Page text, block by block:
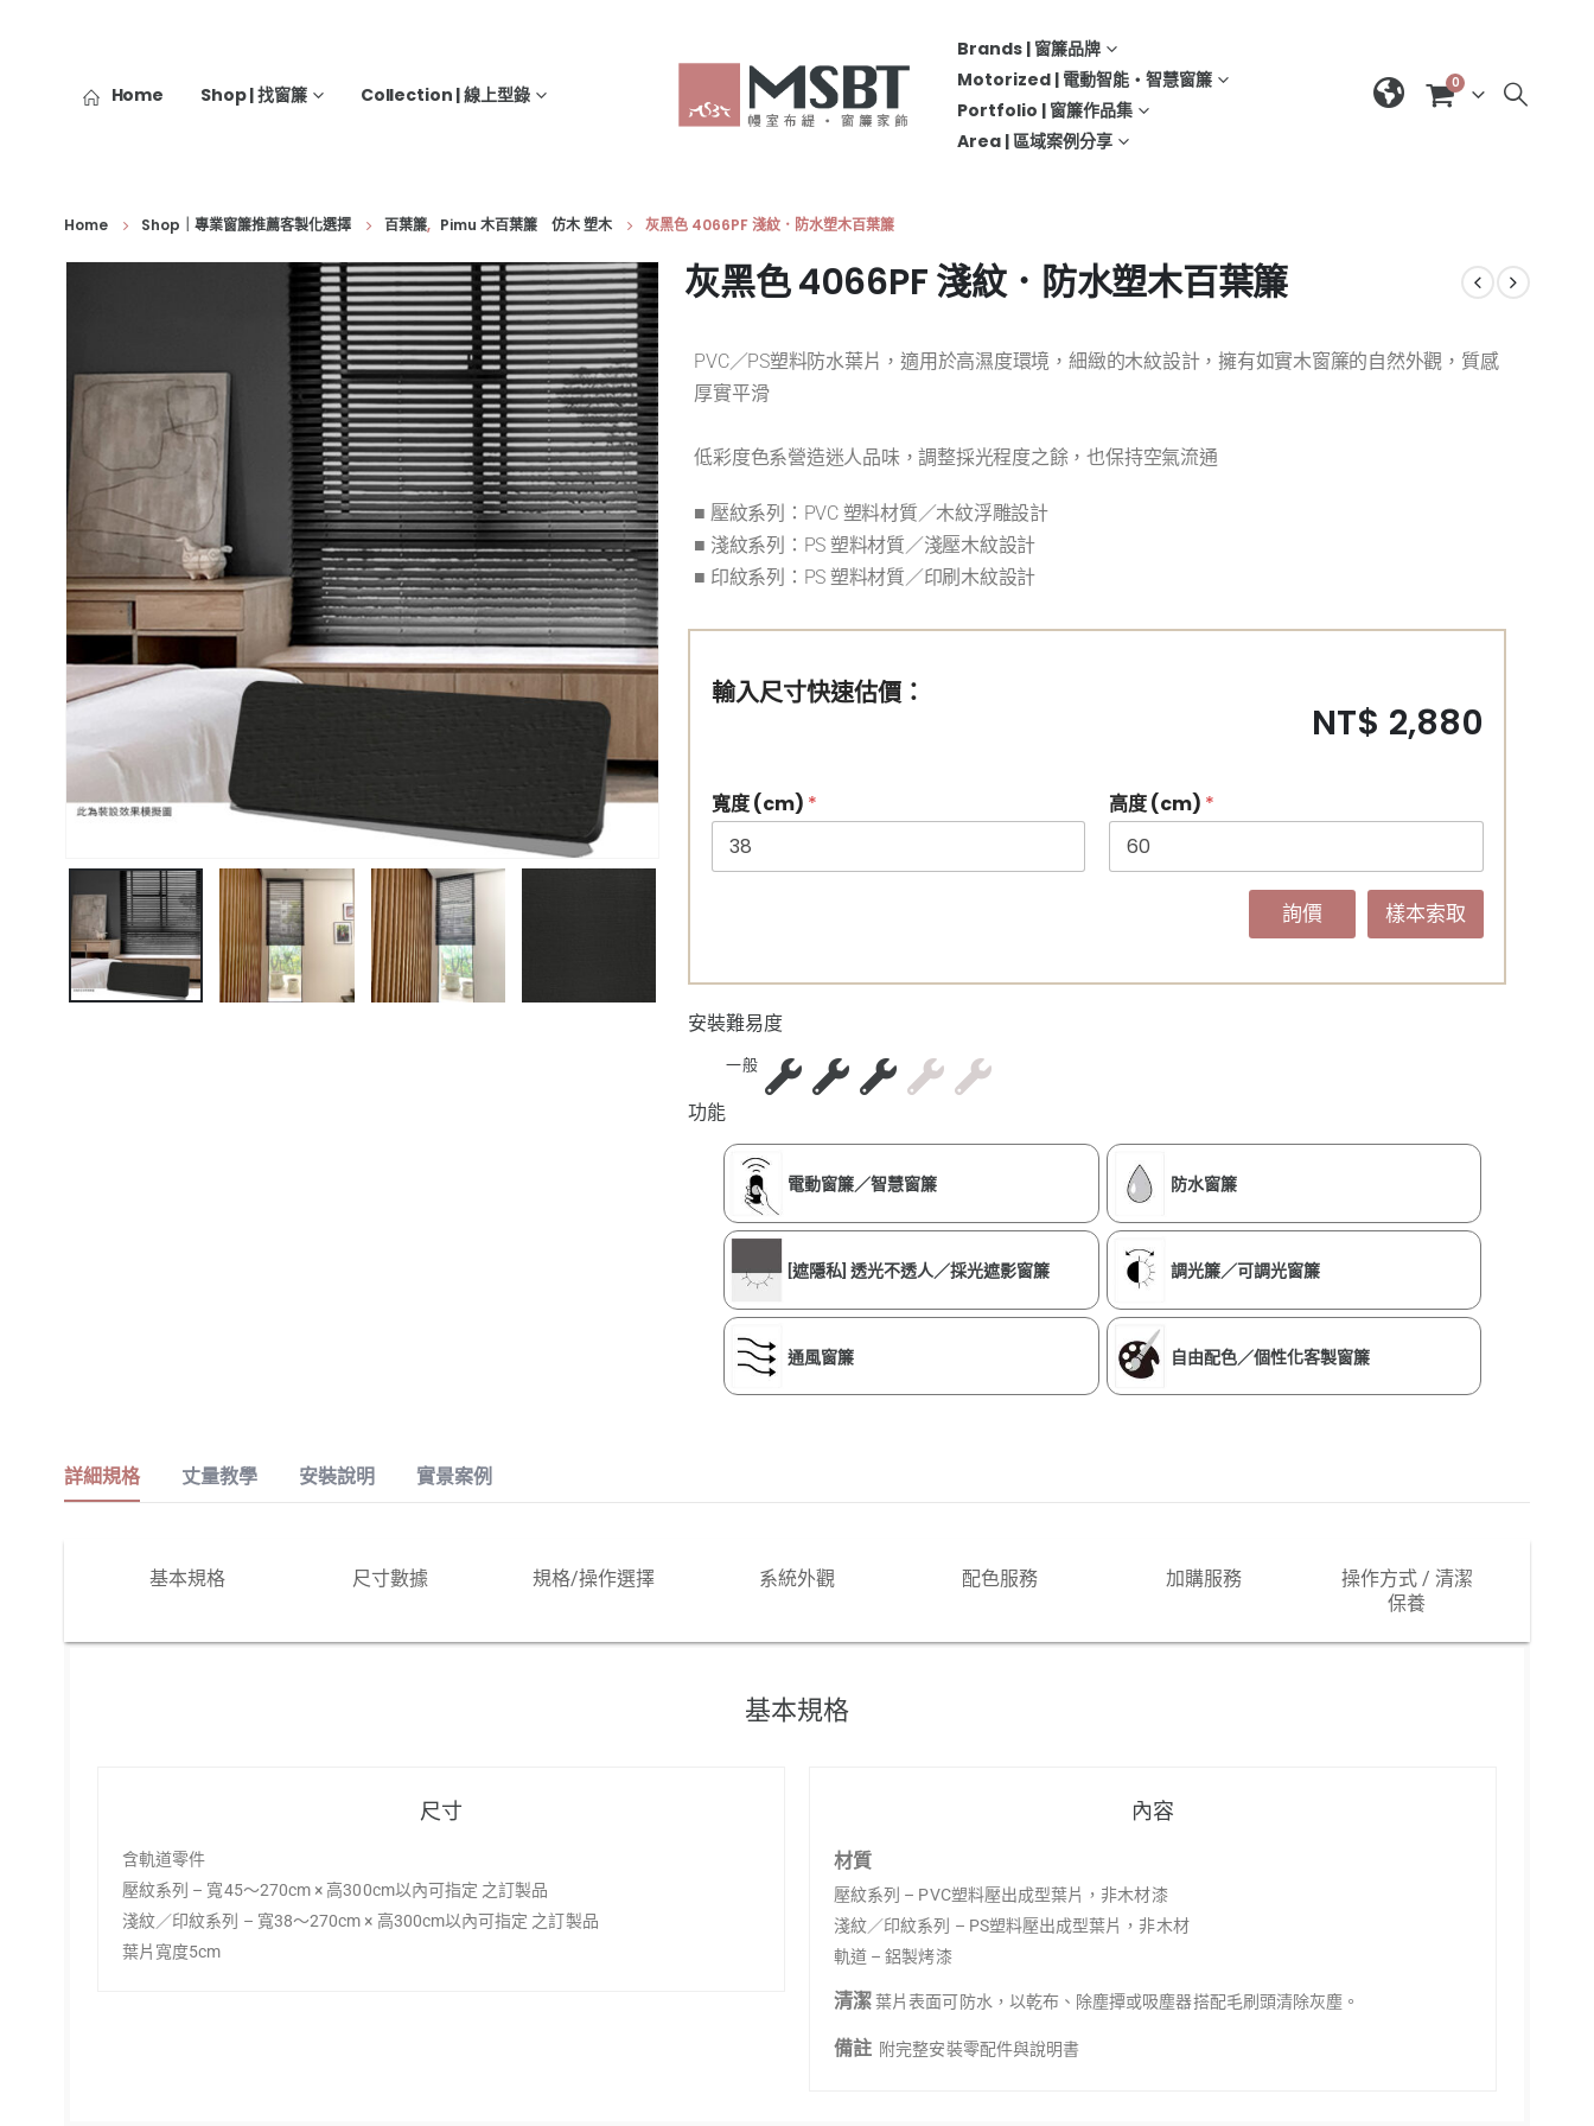
Home Shop | 找窗簾 Collection | 線上型錄
Brands | 窗簾品牌
Motorized | 電動智能‧智慧窗簾
Portfolio | 窗簾作品集
Area | 區域案例分享
0
Home Shop｜專業窗簾推薦客製化選擇 百葉簾, Pimu 木百葉簾 仿木 塑木 灰黑色 4066PF 淺紋．防水塑木百葉簾
灰黑色 4066PF 淺紋．防水塑木百葉簾
PVC／PS塑料防水葉片，適用於高濕度環境，細緻的木紋設計，擁有如實木窗簾的自然外觀，質感
厚實平滑
低彩度色系營造迷人品味，調整採光程度之餘，也保持空氣流通
■ 壓紋系列：PVC 塑料材質／木紋浮雕設計
■ 淺紋系列：PS 塑料材質／淺壓木紋設計
■ 印紋系列：PS 塑料材質／印刷木紋設計
輸入尺寸快速估價：
NT$ 2,880
寬度 (cm) * 高度 (cm) *
詢價 樣本索取
安裝難易度
一般
功能
電動窗簾／智慧窗簾 防水窗簾
[遮隱私] 透光不透人／採光遮影窗簾 調光簾／可調光窗簾
通風窗簾 自由配色／個性化客製窗簾
詳細規格 丈量教學 安裝說明 實景案例
基本規格 尺寸數據 規格/操作選擇 系統外觀 配色服務 加購服務
操作方式 / 清潔
保養
基本規格
尺寸
含軌道零件
壓紋系列 – 寬45～270cm × 高300cm以內可指定 之訂製品
淺紋／印紋系列 – 寬38～270cm × 高300cm以內可指定 之訂製品
葉片寬度5cm
內容
材質
壓紋系列 – PVC塑料壓出成型葉片，非木材漆
淺紋／印紋系列 – PS塑料壓出成型葉片，非木材
軌道 – 鋁製烤漆
清潔葉片表面可防水，以乾布、除塵撢或吸塵器搭配毛刷頭清除灰塵。
備註 附完整安裝零配件與說明書